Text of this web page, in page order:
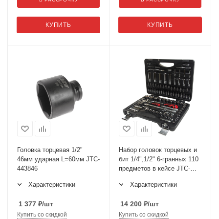
КУПИТЬ КУПИТЬ
Головка торцевая 1/2"
46мм ударная L=60мм JTC-
443846
Характеристики
1 377 ₽/шт
Купить со скидкой
Набор головок торцевых и
бит 1/4",1/2" 6-гранных 110
предметов в кейсе JTC-
Характеристики
14 200 ₽/шт
Купить со скидкой